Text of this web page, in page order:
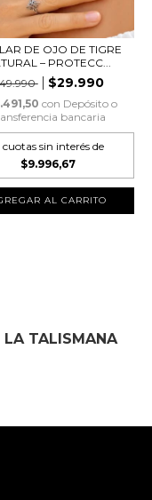
DE OJO DE TIGRE
– PROTECC...
$29.990
con Depósito o
bancaria
cuotas sin interés de
$9.996,67
LA TALISMANA